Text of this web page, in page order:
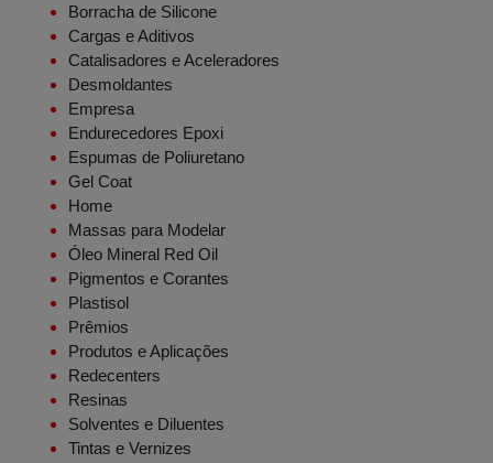
Borracha de Silicone
Cargas e Aditivos
Catalisadores e Aceleradores
Desmoldantes
Empresa
Endurecedores Epoxi
Espumas de Poliuretano
Gel Coat
Home
Massas para Modelar
Óleo Mineral Red Oil
Pigmentos e Corantes
Plastisol
Prêmios
Produtos e Aplicações
Redecenters
Resinas
Solventes e Diluentes
Tintas e Vernizes